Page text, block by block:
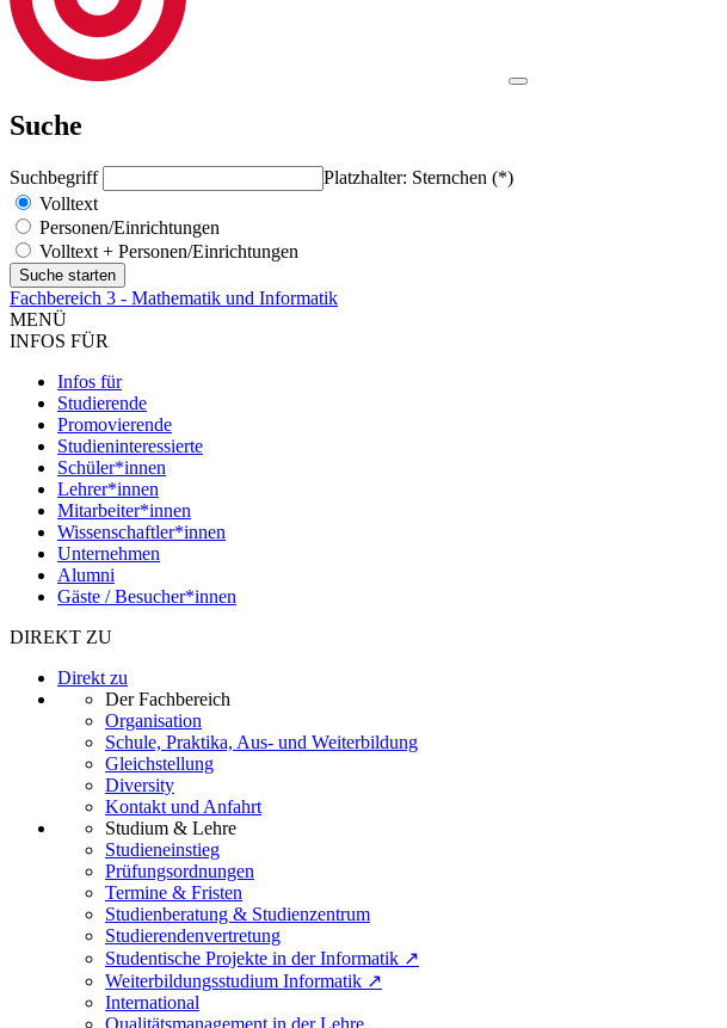
Suche
Suchbegriff
Platzhalter: Sternchen (*)
Volltext
Personen/Einrichtungen
Volltext + Personen/Einrichtungen
Fachbereich 3 - Mathematik und Informatik
MENÜ
INFOS FÜR
Infos für
Studierende
Promovierende
Studieninteressierte
Schüler*innen
Lehrer*innen
Mitarbeiter*innen
Wissenschaftler*innen
Unternehmen
Alumni
Gäste / Besucher*innen
DIREKT ZU
Direkt zu
Der Fachbereich
Organisation
Schule, Praktika, Aus- und Weiterbildung
Gleichstellung
Diversity
Kontakt und Anfahrt
Studium & Lehre
Studieneinstieg
Prüfungsordnungen
Termine & Fristen
Studienberatung & Studienzentrum
Studierendenvertretung
Studentische Projekte in der Informatik ↗
Weiterbildungsstudium Informatik ↗
International
Qualitätsmanagement in der Lehre